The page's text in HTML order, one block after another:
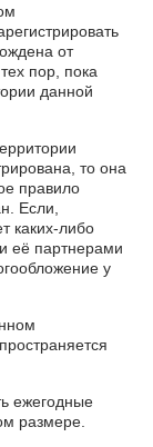
от
пор, пока
данной
то она
правило
Если,
каких-либо
её партнерами
у
ежегодные
размере.